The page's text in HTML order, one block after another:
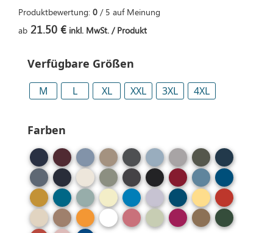
Produktbewertung: 0 / 5 auf Meinung
ab 21.50 € inkl. MwSt. / Produkt
Verfügbare Größen
M L XL XXL 3XL 4XL
Farben